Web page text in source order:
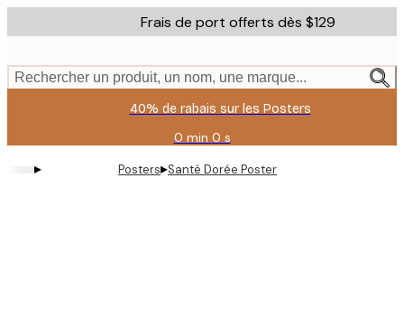
to
content.
Frais de port offerts dès $129
Rechercher un produit, un nom, une marque...
40% de rabais sur les Posters
0 min 0 s
Valable
jusqu'au
:
▸ Posters▸Santé Dorée Poster